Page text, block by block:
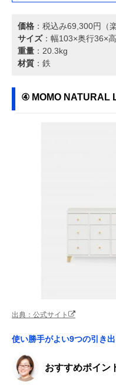
価格 ：税込み69,300円（
サイズ：幅103×奥行36×
重量 ：20.3kg
材質 ：鉄
④ MOMO NATURAL
出典：公式サイト
使い勝手がよい9つの引き
おすすめポイン